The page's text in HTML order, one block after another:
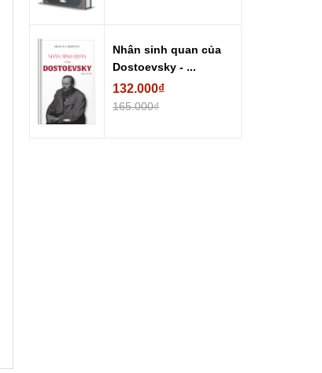
Nhân sinh quan của
Dostoevsky - ...
132.000₫
165.000₫